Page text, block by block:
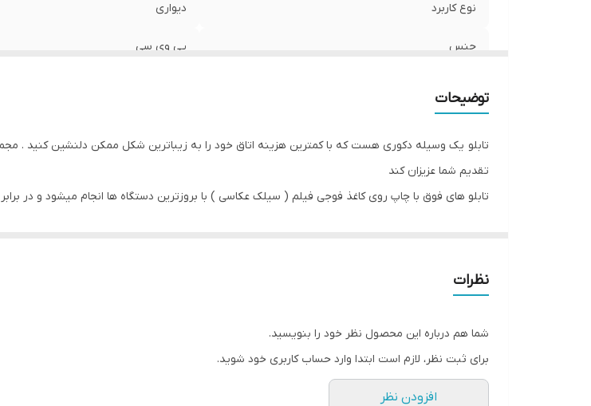
نوع کاربرد دیواری
جنس پی وی سی
توضیحات
تابلو یک وسیله دکوری هست که با کمترین هزینه اتاق خود را به زیباترین شکل ممکن دلنشین کنید .
تقدیم شما عزیزان کند
تابلو های فوق با چاپ روی کاغذ فوجی فیلم ( سیلک عکاسی ) با بروزترین دستگاه ها انجام میشود و در
نظرات
شما هم درباره این محصول نظر خود را بنویسید.
برای ثبت نظر، لازم است ابتدا وارد حساب کاربری خود شوید.
افزودن نظر